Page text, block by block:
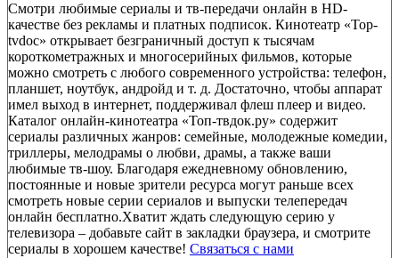
Смотри любимые сериалы и тв-передачи онлайн в HD-
качестве без рекламы и платных подписок. Кинотеатр «Top-
tvdoc» открывает безграничный доступ к тысячам
короткометражных и многосерийных фильмов, которые
можно смотреть с любого современного устройства: телефон,
планшет, ноутбук, андройд и т. д. Достаточно, чтобы аппарат
имел выход в интернет, поддерживал флеш плеер и видео.
Каталог онлайн-кинотеатра «Топ-твдок.ру» содержит
сериалы различных жанров: семейные, молодежные комедии,
триллеры, мелодрамы о любви, драмы, а также ваши
любимые тв-шоу. Благодаря ежедневному обновлению,
постоянные и новые зрители ресурса могут раньше всех
смотреть новые серии сериалов и выпуски телепередач
онлайн бесплатно.Хватит ждать следующую серию у
телевизора – добавьте сайт в закладки браузера, и смотрите
сериалы в хорошем качестве! Связаться с нами